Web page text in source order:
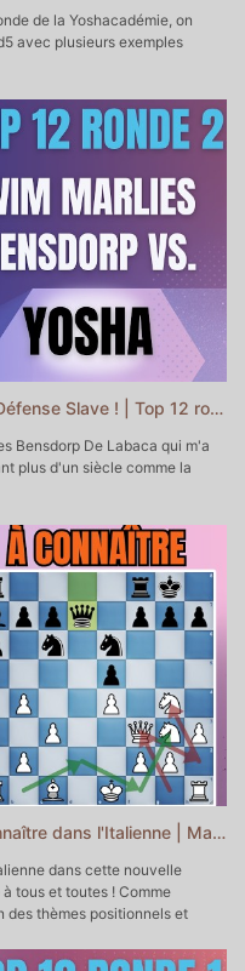
de la Yoshacadémie, on
avec plusieurs exemples
♕♔
fr.tipeee.com/yosha-echecs
www.paypal.com/donate/?
echecs-paris-en-ligne/
La réfutation de la réfutation de la Défense Slave ! | Top 12 ronde 2
Bensdorp De Labaca qui m'a
plus d'un siècle comme la
LOIN ▬▬▬▬▬▬▬▬▬▬▬
♕♔
fr.tipeee.com/yosha-echecs
www.paypal.com/donate/?
echecs-paris-en-ligne/
VIDEO
Les manoeuvres de cavaliers à connaître dans l'Italienne | Masterclass Yoshacadémie
dans cette nouvelle
tous et toutes ! Comme
des thèmes positionnels et
soit pour blancs ou pour les